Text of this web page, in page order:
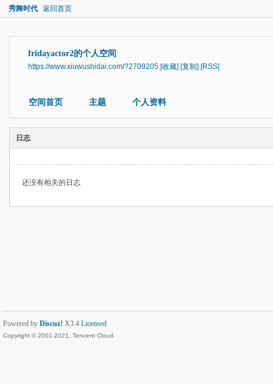
秀舞时代 返回首页
fridayactor2的个人空间
https://www.xiuwushidai.com/?2709205 [收藏] [复制] [RSS]
空间首页 主题 个人资料
日志
还没有相关的日志
Powered by Discuz! X3.4 Licensed
Copyright © 2001-2021, Tencent Cloud.